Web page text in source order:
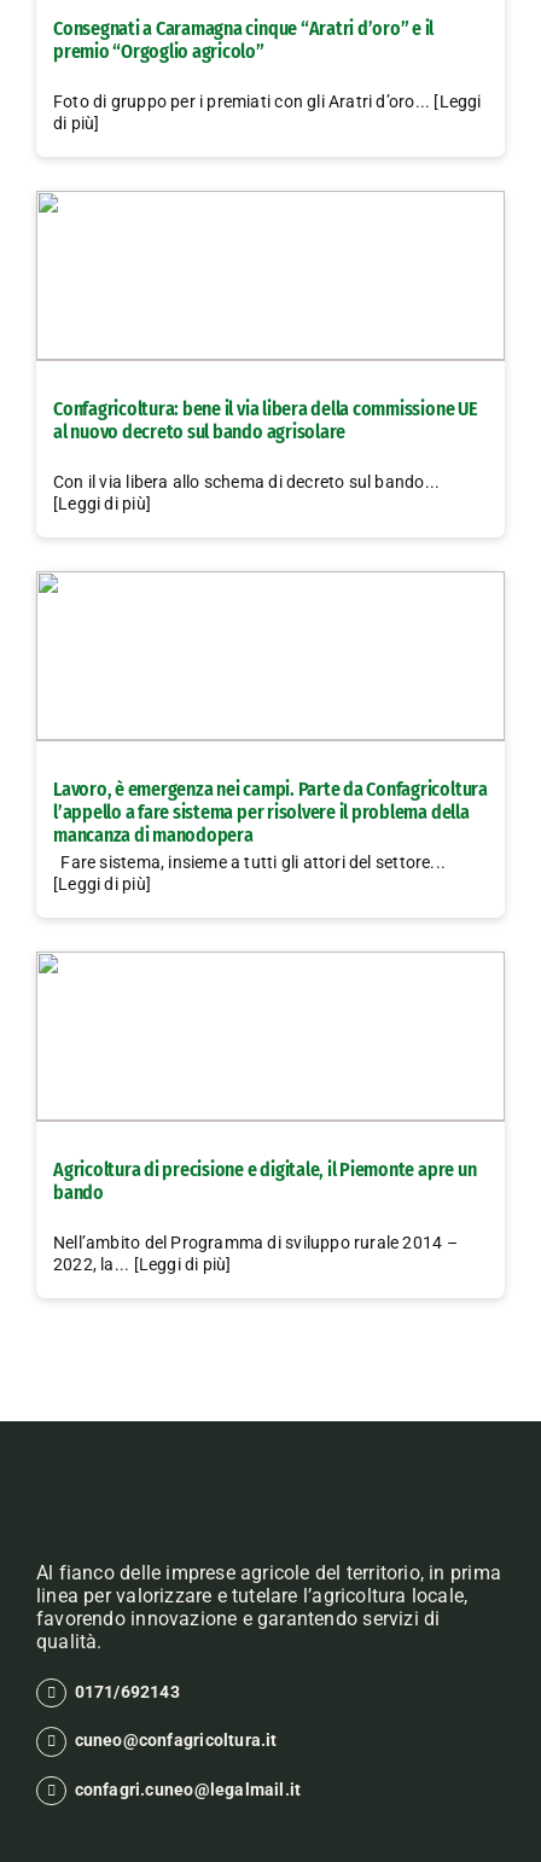
Consegnati a Caramagna cinque “Aratri d’oro” e il
premio “Orgoglio agricolo”
Foto di gruppo per i premiati con gli Aratri d’oro... [Leggi
di più]
Confagricoltura: bene il via libera della commissione UE
al nuovo decreto sul bando agrisolare
Con il via libera allo schema di decreto sul bando...
[Leggi di più]
Lavoro, è emergenza nei campi. Parte da Confagricoltura
l’appello a fare sistema per risolvere il problema della
mancanza di manodopera
Fare sistema, insieme a tutti gli attori del settore...
[Leggi di più]
Agricoltura di precisione e digitale, il Piemonte apre un
bando
Nell’ambito del Programma di sviluppo rurale 2014 –
2022, la... [Leggi di più]
Al fianco delle imprese agricole del territorio, in prima
linea per valorizzare e tutelare l’agricoltura locale,
favorendo innovazione e garantendo servizi di
qualità.
0171/692143
cuneo@confagricoltura.it
confagri.cuneo@legalmail.it